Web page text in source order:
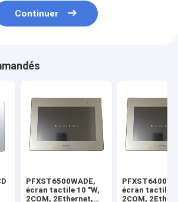
Continuer
PFXST6500WADE,
écran tactile 10 "W,
2COM, 2Ethernet,
écran tactile
2COM,